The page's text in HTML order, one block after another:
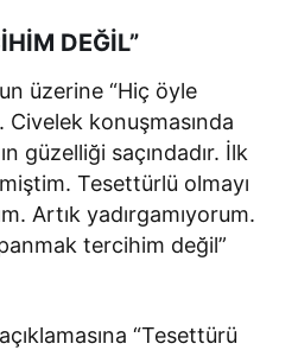
DEĞİL”
üzerine “Hiç öyle
konuşmasında
güzelliği saçındadır. İlk
Tesettürlü olmayı
Artık yadırgamıyorum.
tercihim değil”
“Tesettürü